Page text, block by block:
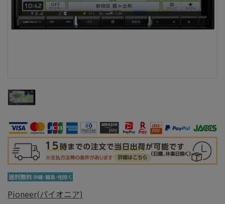
Pioneer(パイオニア)